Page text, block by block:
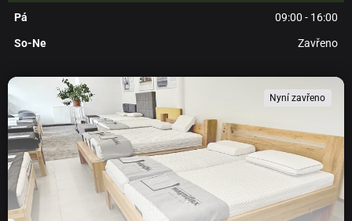
Pá 09:00 - 16:00
So-Ne Zavřeno
Nyní zavřeno